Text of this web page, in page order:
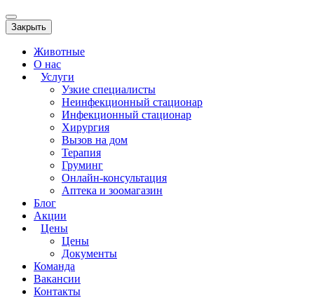
Закрыть
Животные
О нас
Услуги
Узкие специалисты
Неинфекционный стационар
Инфекционный стационар
Хирургия
Вызов на дом
Терапия
Груминг
Онлайн-консультация
Аптека и зоомагазин
Блог
Акции
Цены
Цены
Документы
Команда
Вакансии
Контакты